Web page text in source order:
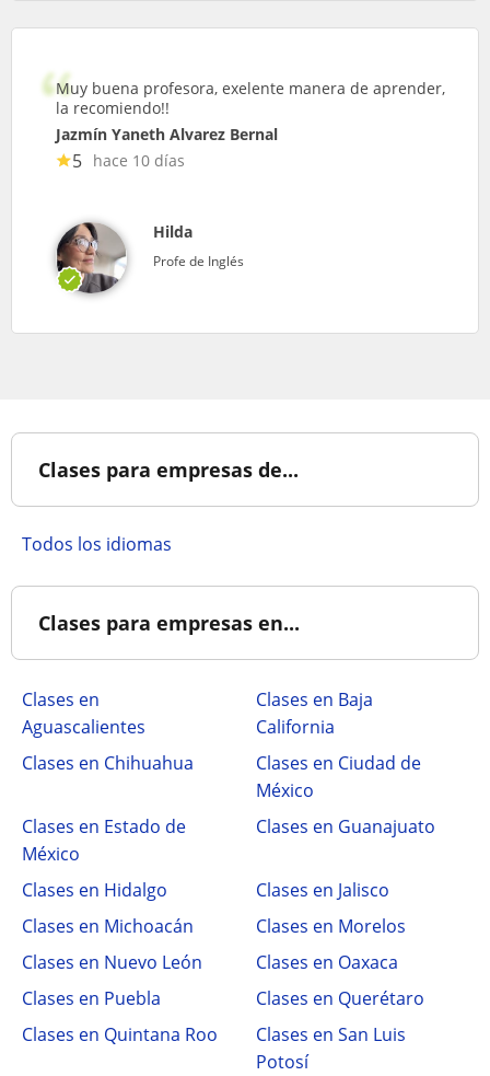
Muy buena profesora, exelente manera de aprender,
la recomiendo!!
Jazmín Yaneth Alvarez Bernal
5 hace 10 días
Hilda
Profe de Inglés
Clases para empresas de...
Todos los idiomas
Clases para empresas en...
Clases en
Aguascalientes
Clases en Baja
California
Clases en Chihuahua
Clases en Ciudad de
México
Clases en Estado de
México
Clases en Guanajuato
Clases en Hidalgo
Clases en Jalisco
Clases en Michoacán
Clases en Morelos
Clases en Nuevo León
Clases en Oaxaca
Clases en Puebla
Clases en Querétaro
Clases en Quintana Roo
Clases en San Luis
Potosí